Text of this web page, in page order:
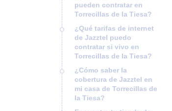
pueden contratar en
Torrecillas de la Tiesa?
¿Qué tarifas de internet
de Jazztel puedo
contratar si vivo en
Torrecillas de la Tiesa?
¿Cómo saber la
cobertura de Jazztel en
mi casa de Torrecillas de
la Tiesa?